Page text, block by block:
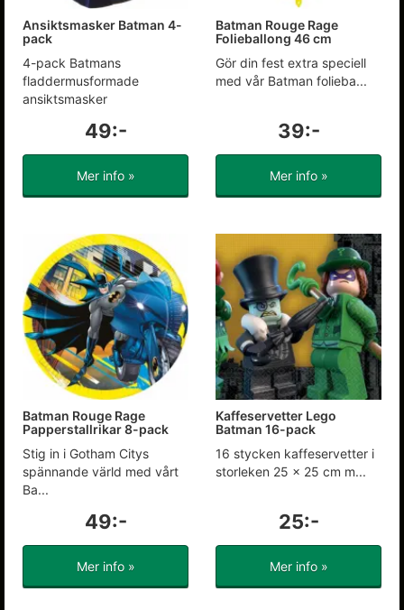
Ansiktsmasker Batman 4-
pack
4-pack Batmans
fladdermusformade
ansiktsmasker
49:-
Mer info »
Batman Rouge Rage
Folieballong 46 cm
Gör din fest extra speciell
med vår Batman folieba...
39:-
Mer info »
Batman Rouge Rage
Papperstallrikar 8-pack
Stig in i Gotham Citys
spännande värld med vårt
Ba...
49:-
Mer info »
Kaffeservetter Lego
Batman 16-pack
16 stycken kaffeservetter i
storleken 25 x 25 cm m...
25:-
Mer info »